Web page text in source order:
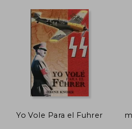
Rápido
Yo Vole Para el Fuhrer